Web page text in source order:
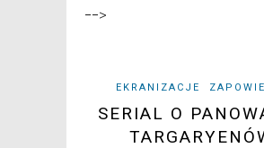
-->
EKRANIZACJE
SERIAL O